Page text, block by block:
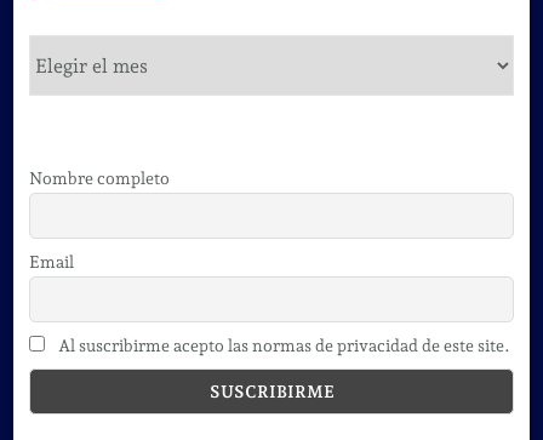
Nombre completo
Email
Al suscribirme acepto las normas de privacidad de este site.